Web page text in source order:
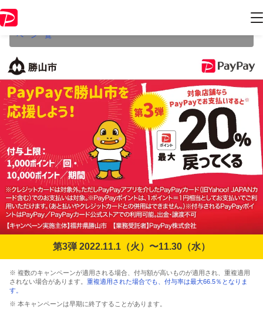
ジ内の情報はキャンペーン終了時点のものになります。
ペーン一覧
第3弾 2022.11.1（火）〜11.30（水）
※ 複数のキャンペーンが適用される場合、付与額が高いものが適用され、重複適用
されない場合があります。 重複適用された場合でも、付与率は最大66.5％となりま
す。
※ 本キャンペーンは早期に終了することがあります。